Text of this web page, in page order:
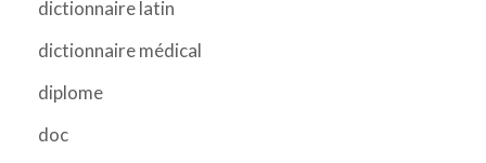
dictionnaire latin
dictionnaire médical
diplome
doc